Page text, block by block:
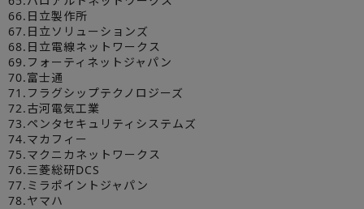
66.日立製作所
67.日立ソリューションズ
68.日立電線ネットワークス
69.フォーティネットジャパン
70.富士通
71.フラグシップテクノロジーズ
72.古河電気工業
73.ペンタセキュリティシステムズ
74.マカフィー
75.マクニカネットワークス
76.三菱総研DCS
77.ミラポイントジャパン
78.ヤマハ